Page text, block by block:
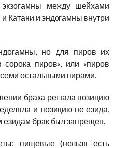
между шейхами
Катани и эндогамны внутри
но для пиров их
сорока пиров», или «пиров
остальными пирами.
брака решала позицию
и позицию не езида,
езидам брак был запрещен.
пищевые (нельзя есть